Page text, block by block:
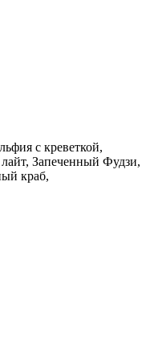
с креветкой,
Запеченный Фудзи,
краб,